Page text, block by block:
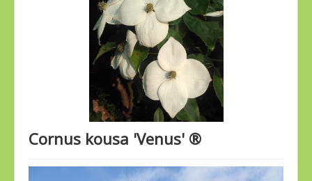
Cornus kousa 'Venus' ®